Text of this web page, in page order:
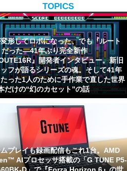
TOPICS
形してロボになった、でも『ルート
だった―41年ぶり完全新作
』開発者インタビュー。新旧
フが語るシリーズの魂。そして41年
った1人のために手作業で直した世界
だけの“幻のカセット”の話
プレイも録画配信もこれ1台。AMD
AIプロセッサ搭載の「G TUNE P5-